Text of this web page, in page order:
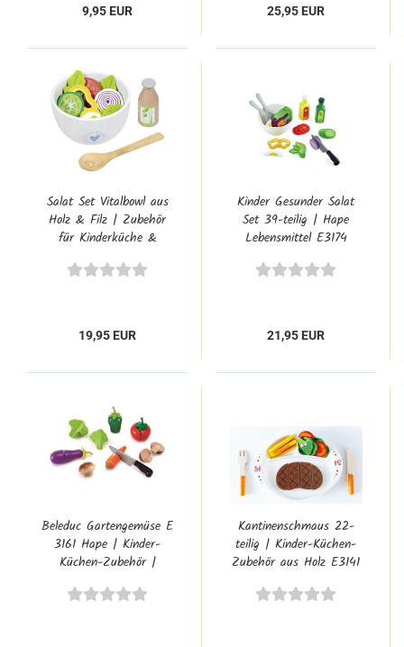
9,95 EUR 25,95 EUR
Salat Set Vitalbowl aus
Holz & Filz | Zubehör
für Kinderküche &
19,95 EUR
Kinder Gesunder Salat
Set 39-teilig | Hape
Lebensmittel E3174
21,95 EUR
Beleduc Gartengemüse E
3161 Hape | Kinder-
Küchen-Zubehör |
Kantinenschmaus 22-
teilig | Kinder-Küchen-
Zubehör aus Holz E3141